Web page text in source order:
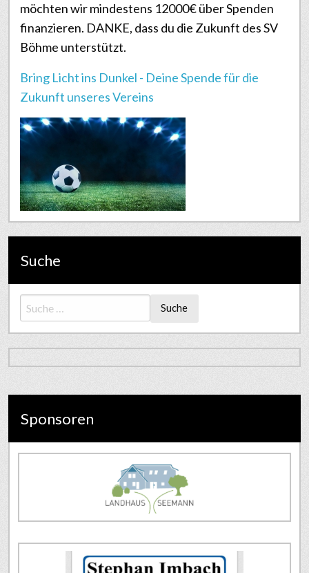
möchten wir mindestens 12000€ über Spenden
finanzieren. DANKE, dass du die Zukunft des SV
Böhme unterstützt.
Bring Licht ins Dunkel - Deine Spende für die
Zukunft unseres Vereins
Suche
Suche
Sponsoren